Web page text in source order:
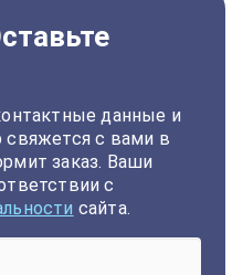
данные и
с вами в
заказ. Ваши
с
сайта.